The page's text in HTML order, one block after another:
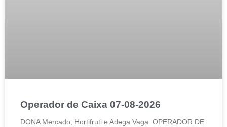
Operador de Caixa 07-08-2026
DONA Mercado, Hortifruti e Adega Vaga: OPERADOR DE